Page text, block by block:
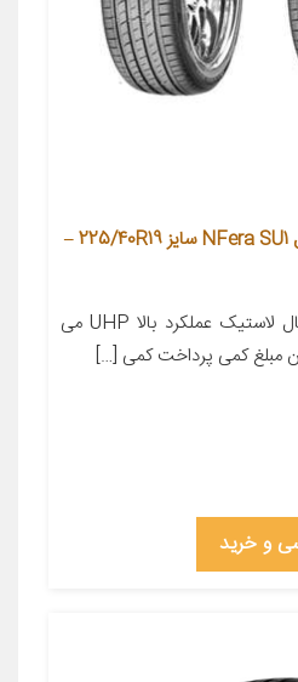
لاستیک خودرو نکسن مدل NFera SU1 سایز 225/40R19 –
معرفی محصول اگر به دنبال لاستیک عملکرد بالا UHP می
مبلغ کمی پرداخت کمی […]
و خرید